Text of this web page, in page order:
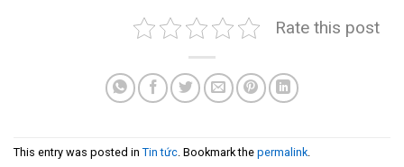
Rate this post
This entry was posted in Tin tức . Bookmark the permalink